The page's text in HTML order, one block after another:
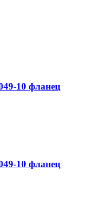
10 фланец
10 фланец